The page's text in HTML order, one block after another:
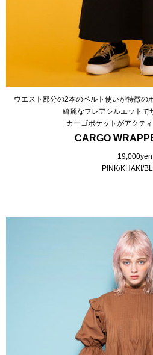
ウエスト部分の2本のベルト使いが特徴の
綺麗なフレアシルエットで
カーゴポケットがアクティ
CARGO
19,000yen
PINK/KHAKI/